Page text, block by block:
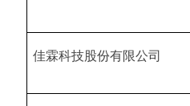
佳霖科技股份有限公司